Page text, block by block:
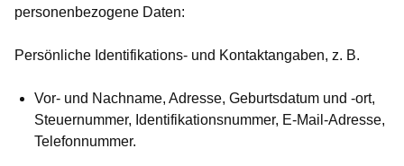
personenbezogene Daten:
Persönliche Identifikations- und Kontaktangaben, z. B.
Vor- und Nachname, Adresse, Geburtsdatum und -ort,
Steuernummer, Identifikationsnummer, E-Mail-Adresse,
Telefonnummer.